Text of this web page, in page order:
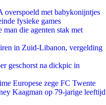
overspoeld met babykonijntjes
fysieke games
die agenten stak met
in Zuid-Libanon, vergelding
geschorst na dickpic in
Europese zege FC Twente
Kaagman op 79-jarige leeftijd